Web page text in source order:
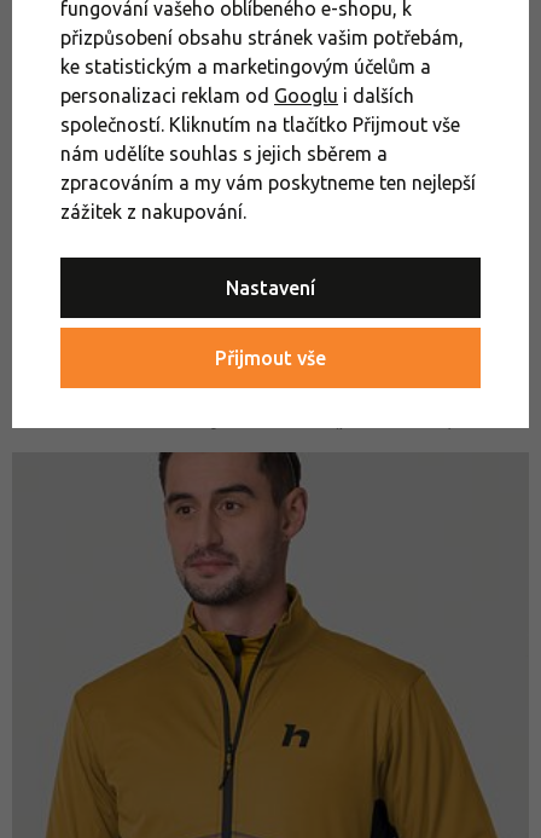
fungování vašeho oblíbeného e-shopu, k
přizpůsobení obsahu stránek vašim potřebám,
ke statistickým a marketingovým účelům a
personalizaci reklam od Googlu i dalších
společností. Kliknutím na tlačítko Přijmout vše
nám udělíte souhlas s jejich sběrem a
zpracováním a my vám poskytneme ten nejlepší
zážitek z nakupování.
Nastavení
Přijmout vše